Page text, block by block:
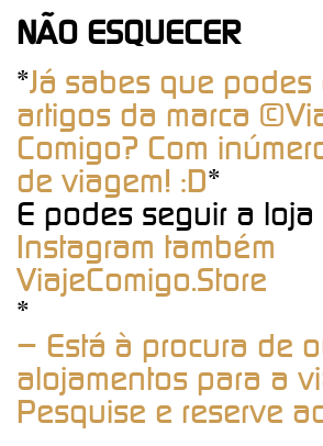
NÃO ESQUECER
*Já sabes que podes
artigos da marca
Comigo? Com
de viagem! :D*
E podes seguir a loja
Instagram também
ViajeComigo.Store
*
– Está à procura de
alojamentos para a
Pesquise e reserve